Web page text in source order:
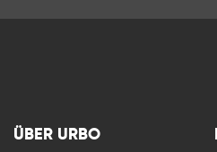
ÜBER URBO